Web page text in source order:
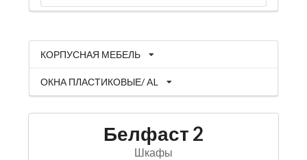
КОРПУСНАЯ МЕБЕЛЬ
ОКНА ПЛАСТИКОВЫЕ/ AL
Белфаст 2
Шкафы